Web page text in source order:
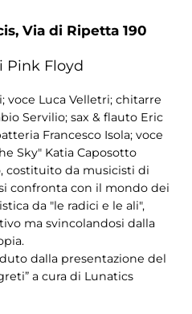
Via di Ripetta 190
Pink Floyd
voce Luca Velletri; chitarre
Servilio; sax & flauto Eric
Francesco Isola; voce
Sky" Katia Caposotto
costituito da musicisti di
confronta con il mondo dei
da "le radici e le ali",
ma svincolandosi dalla
dalla presentazione del
a cura di Lunatics